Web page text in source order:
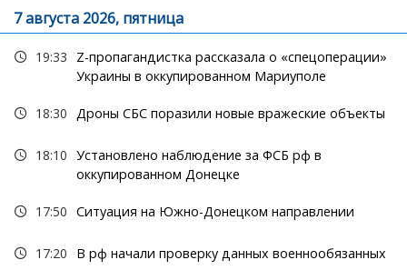
7 августа 2026, пятница
19:33
Z-пропагандистка рассказала о «спецоперации»
Украины в оккупированном Мариуполе
18:30 Дроны СБС поразили новые вражеские объекты
18:10 Установлено наблюдение за ФСБ рф в
оккупированном Донецке
17:50 Ситуация на Южно-Донецком направлении
17:20 В рф начали проверку данных военнообязанных